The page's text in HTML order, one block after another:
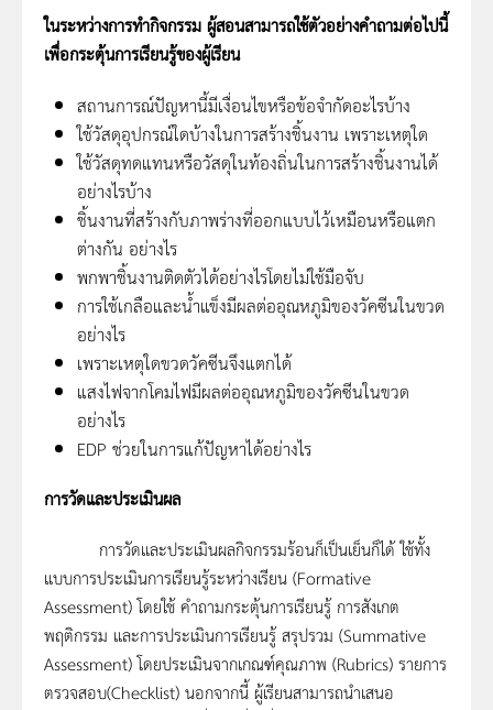
ในระหว่างการทำกิจกรรม ผู้สอนสามารถใช้ตัวอย่างคำถามต่อไปนี้
เพื่อกระตุ้นการเรียนรู้ของผู้เรียน
สถานการณ์ปัญหานี้มีเงื่อนไขหรือข้อจำกัดอะไรบ้าง
ใช้วัสดุอุปกรณ์ใดบ้างในการสร้างชิ้นงาน เพราะเหตุใด
ใช้วัสดุทดแทนหรือวัสดุในท้องถิ่นในการสร้างชิ้นงานได้
อย่างไรบ้าง
ชิ้นงานที่สร้างกับภาพร่างที่ออกแบบไว้เหมือนหรือแตก
ต่างกัน อย่างไร
พกพาชิ้นงานติดตัวได้อย่างไรโดยไม่ใช้มือจับ
การใช้เกลือและน้ำแข็งมีผลต่ออุณหภูมิของวัคซีนในขวด
อย่างไร
เพราะเหตุใดขวดวัคซีนจึงแตกได้
แสงไฟจากโคมไฟมีผลต่ออุณหภูมิของวัคซีนในขวด
อย่างไร
EDP ช่วยในการแก้ปัญหาได้อย่างไร
การวัดและประเมินผล
การวัดและประเมินผลกิจกรรมร้อนก็เป็นเย็นก็ได้ ใช้ทั้ง
แบบการประเมินการเรียนรู้ระหว่างเรียน (Formative
Assessment) โดยใช้ คำถามกระตุ้นการเรียนรู้ การสังเกต
พฤติกรรม และการประเมินการเรียนรู้ สรุปรวม (Summative
Assessment) โดยประเมินจากเกณฑ์คุณภาพ (Rubrics) รายการ
ตรวจสอบ(Checklist) นอกจากนี้ ผู้เรียนสามารถนำเสนอ